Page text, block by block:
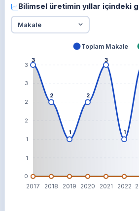
Bilimsel üretimin yıllar içindeki
3
2
1
2
3
1
2017 2018 2019 2020 2021 2022
3
3
2
2
1
1
0
Toplam Makale